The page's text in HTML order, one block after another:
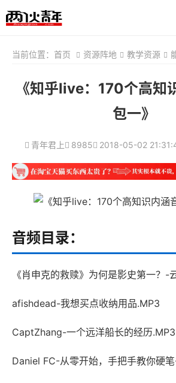
当前位置： 首页 资源阵地 教学资源
《知乎live：170个高知
包一》
青年君上 8985 2018-05-02
音频目录：
《肖申克的救赎》为何是影史第一？-
afishdead-我想买点收纳用品.MP3
CaptZhang-一个远洋船长的经历.MP3
Daniel FC-从零开始，手把手教你硬